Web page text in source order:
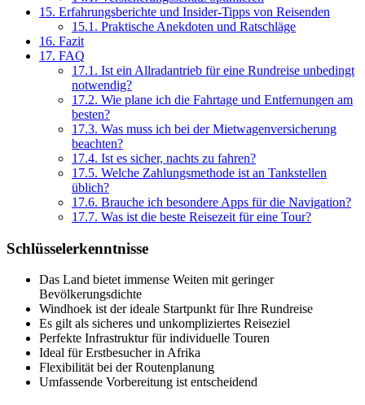
15. Erfahrungsberichte und Insider-Tipps von Reisenden
15.1. Praktische Anekdoten und Ratschläge
16. Fazit
17. FAQ
17.1. Ist ein Allradantrieb für eine Rundreise unbedingt
notwendig?
17.2. Wie plane ich die Fahrtage und Entfernungen am
besten?
17.3. Was muss ich bei der Mietwagenversicherung
beachten?
17.4. Ist es sicher, nachts zu fahren?
17.5. Welche Zahlungsmethode ist an Tankstellen
üblich?
17.6. Brauche ich besondere Apps für die Navigation?
17.7. Was ist die beste Reisezeit für eine Tour?
Schlüsselerkenntnisse
Das Land bietet immense Weiten mit geringer
Bevölkerungsdichte
Windhoek ist der ideale Startpunkt für Ihre Rundreise
Es gilt als sicheres und unkompliziertes Reiseziel
Perfekte Infrastruktur für individuelle Touren
Ideal für Erstbesucher in Afrika
Flexibilität bei der Routenplanung
Umfassende Vorbereitung ist entscheidend